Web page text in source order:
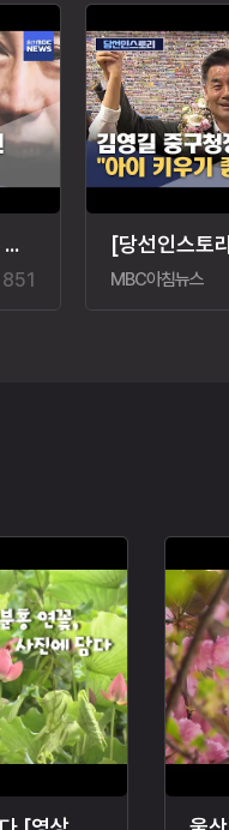
[당선인스토리] 김태규 국회의원 당선인‥"울산 발전"
851 MBC아침뉴스